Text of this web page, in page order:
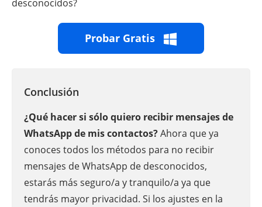
desconocidos?
Probar Gratis
Conclusión
¿Qué hacer si sólo quiero recibir mensajes de
WhatsApp de mis contactos?Ahora que ya
conoces todos los métodos para no recibir
mensajes de WhatsApp de desconocidos,
estarás más seguro/a y tranquilo/a ya que
tendrás mayor privacidad. Si los ajustes en la